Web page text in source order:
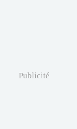
Publicité